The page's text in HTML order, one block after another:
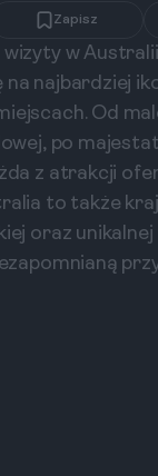
Zapisz
wizyty w
najbardziej
Od
po
z atrakcji
to także
oraz unikalnej